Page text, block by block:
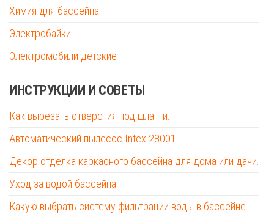
Химия для бассейна
Электробайки
Электромобили детские
ИНСТРУКЦИИ И СОВЕТЫ
Как вырезать отверстия под шланги.
Автоматический пылесос Intex 28001
Декор отделка каркасного бассейна для дома или дачи.
Уход за водой бассейна
Какую выбрать систему фильтрации воды в бассейне